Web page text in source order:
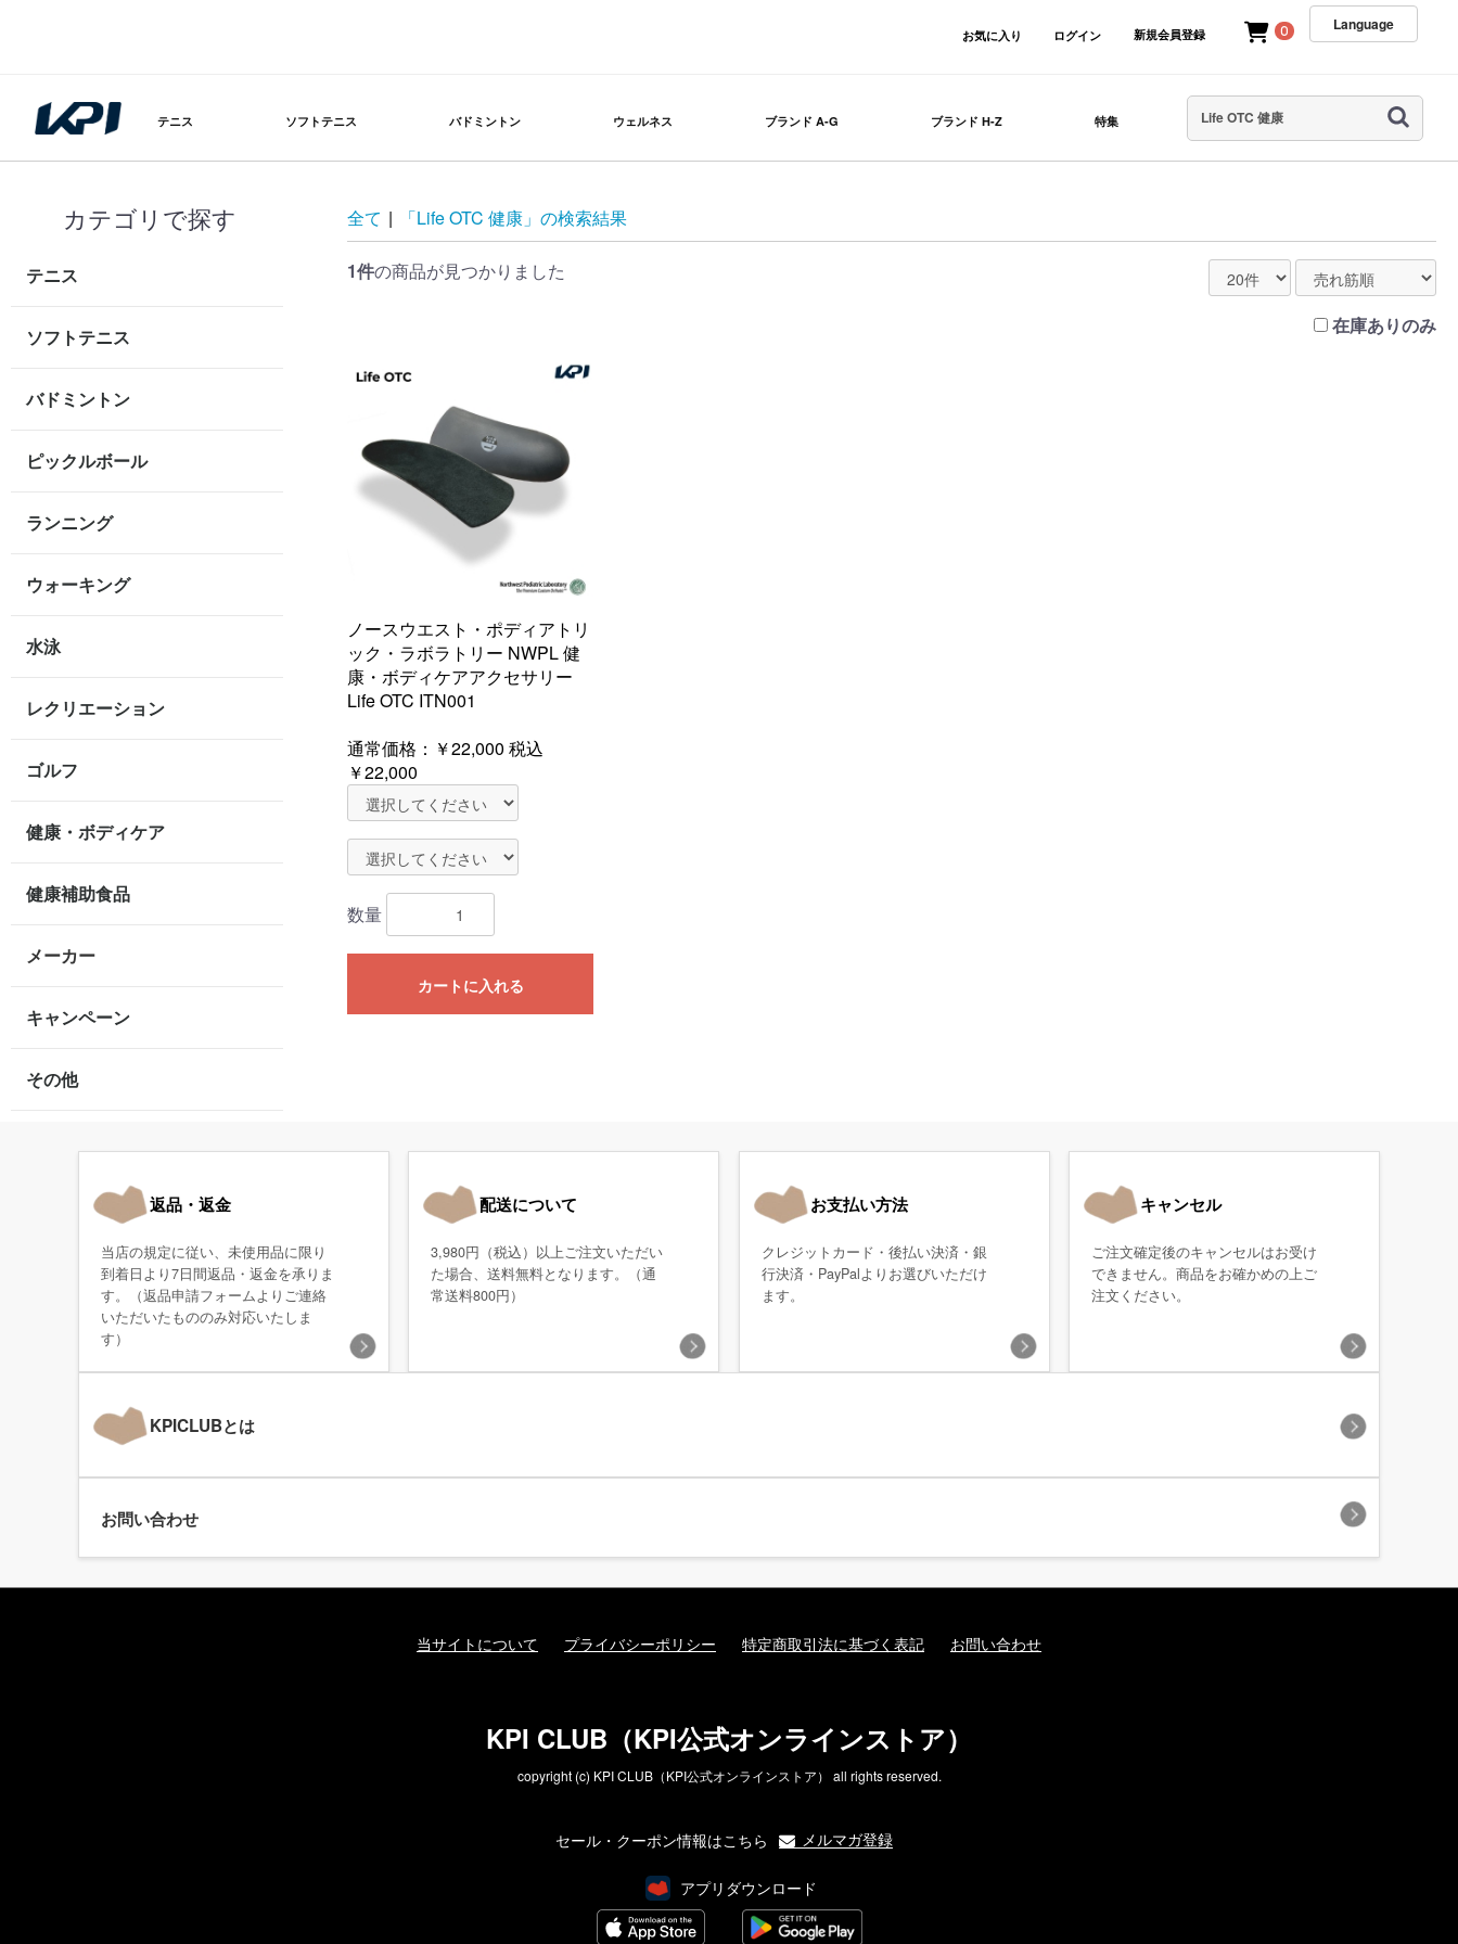
お気に入り ログイン 新規会員登録 0 Language
テニス ソフトテニス バドミントン ウェルネス ブランド A-G ブランド H-Z 特集
カテゴリで探す
テニス
ソフトテニス
バドミントン
ピックルボール
ランニング
ウォーキング
水泳
レクリエーション
ゴルフ
健康・ボディケア
健康補助食品
メーカー
キャンペーン
その他
全て | 「Life OTC 健康」の検索結果
1件の商品が見つかりました
在庫ありのみ
ノースウエスト・ポディアトリ
ック・ラボラトリー NWPL 健
康・ボディケアアクセサリー
Life OTC ITN001
通常価格： ￥22,000 税込
￥22,000
数量
カートに入れる
返品・返金
当店の規定に従い、未使用品に限り
到着日より7日間返品・返金を承りま
す。（返品申請フォームよりご連絡
いただいたもののみ対応いたしま
す）
配送について
3,980円（税込）以上ご注文いただい
た場合、送料無料となります。（通
常送料800円）
お支払い方法
クレジットカード・後払い決済・銀
行決済・PayPalよりお選びいただけ
ます。
キャンセル
ご注文確定後のキャンセルはお受け
できません。商品をお確かめの上ご
注文ください。
KPICLUBとは
お問い合わせ
当サイトについて プライバシーポリシー 特定商取引法に基づく表記 お問い合わせ
KPI CLUB（KPI公式オンラインストア）
copyright (c) KPI CLUB（KPI公式オンラインストア） all rights reserved.
セール・クーポン情報はこちら メルマガ登録
アプリダウンロード